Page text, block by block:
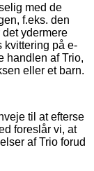
med de
f.eks. den
ydermere
kvittering på e-
handlen af Trio,
eller et barn.
til at efterse
foreslår vi, at
af Trio forud